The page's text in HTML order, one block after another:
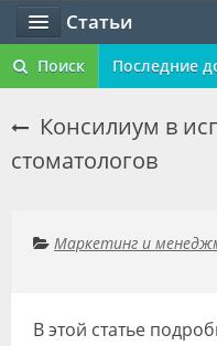
Статьи
Статьи
Обучение
Резюме
Поиск Последние
Консилиум в
стоматологов
Маркетинг и
В этой статье